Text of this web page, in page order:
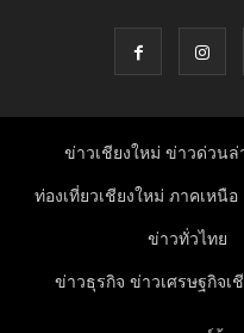
ข่าวเชียงใหม่ ข่าวด่วนล่
ท่องเที่ยวเชียงใหม่ ภาคเหนือ
ข่าวทั่วไทย
ข่าวธุรกิจ ข่าวเศรษฐกิจเ